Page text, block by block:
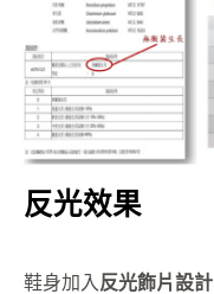
反光效果
鞋身加入 反光飾片設計